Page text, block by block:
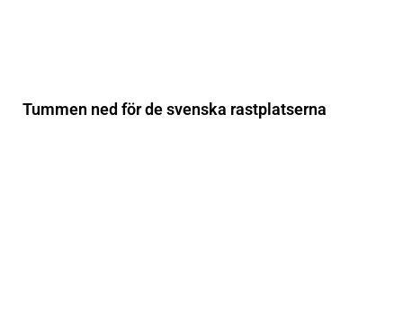
Tummen ned för de svenska rastplatserna